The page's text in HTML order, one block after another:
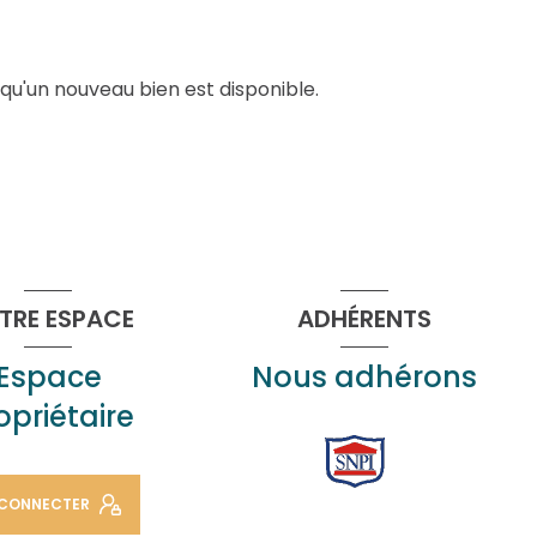
nouveau bien est disponible.
ESPACE ADHÉRENTS
Nous adhérons